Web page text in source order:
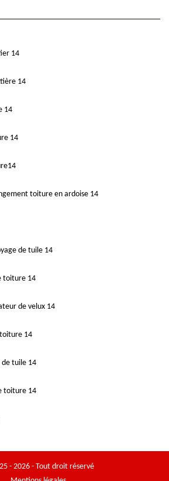
14
14
14
14
toiture en ardoise 14
de tuile 14
toiture 14
de velux 14
14
de tuile 14
toiture 14
- 2026 - Tout droit réservé